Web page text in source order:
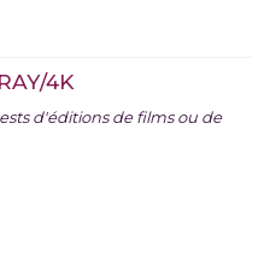
4K
d'éditions de films ou de